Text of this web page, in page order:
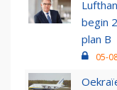
begin
plan B
05-